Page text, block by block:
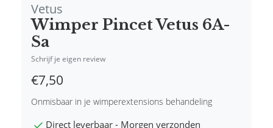
Vetus
Wimper Pincet Vetus 6A-
Sa
Schrijf je eigen review
€7,50
Onmisbaar in je wimperextensions behandeling
Direct leverbaar - Morgen verzonden